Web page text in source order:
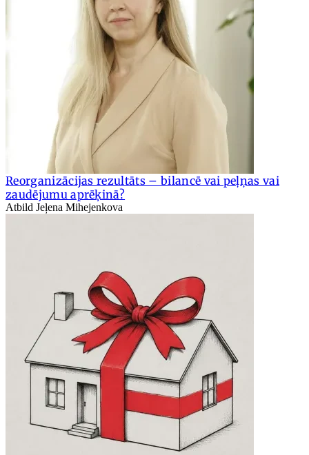
Reorganizācijas rezultāts – bilancē vai peļņas vai
zaudējumu aprēķinā?
Atbild Jeļena Mihejenkova